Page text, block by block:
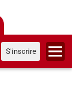
S'inscrire